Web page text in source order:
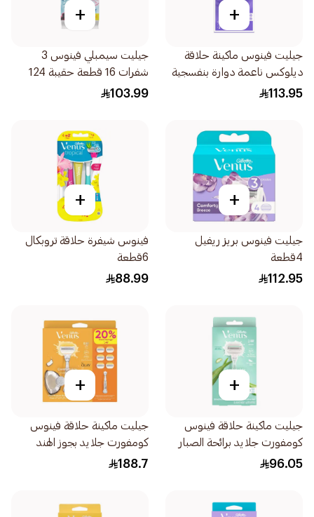
+
جيليت فينوس ماكينة حلاقة
ديلوكس ناعمة دوارة بنفسجية
1قطعة
113.95
+
جيليت سيمبلي فينوس 3
شفرات 16 قطعة حقيبة 124
103.99
+
جيليت فينوس بريز ريفيل
4قطعة
112.95
+
فينوس شيفرة حلاقة تروبكال
6قطعة
88.99
+
جيليت ماكينة حلاقة فينوس
كومفورت جلايد برائحة الصبار
1قطعة
96.05
+
جيليت ماكينة حلاقة فينوس
كومفورت جلايد بجوز الهند
مقبض و 6 شفرات 7قطعة
188.7